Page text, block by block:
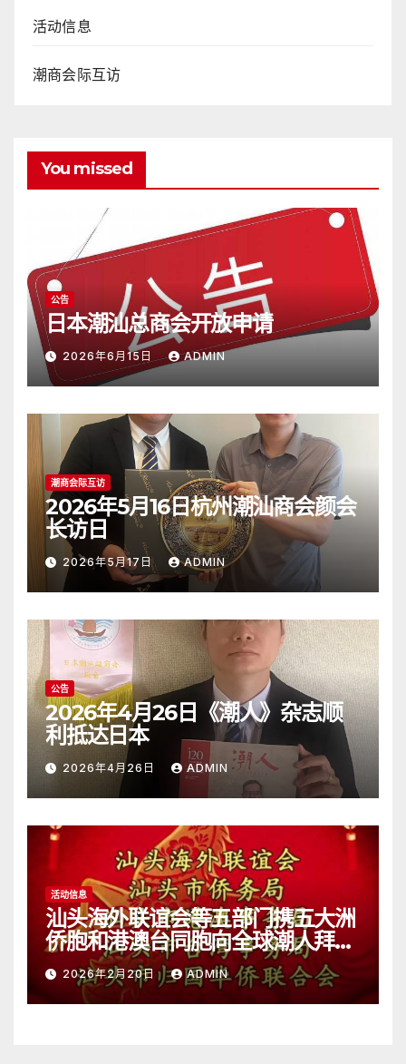
活动信息
潮商会际互访
You missed
公告
日本潮汕总商会开放申请
2026年6月15日 ADMIN
潮商会际互访
2026年5月16日杭州潮汕商会颜会
长访日
2026年5月17日 ADMIN
公告
2026年4月26日《潮人》杂志顺
利抵达日本
2026年4月26日 ADMIN
活动信息
汕头海外联谊会等五部门携五大洲
侨胞和港澳台同胞向全球潮人拜
年！
2026年2月20日 ADMIN